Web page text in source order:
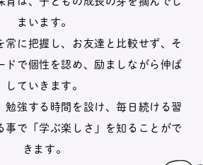
まいます。
常に把握し、お友達と比較せず、そ
ドで個性を認め、励ましながら伸ば
していきます。
勉強する時間を設け、毎日続ける習
事で「学ぶ楽しさ」を知ることがで
きます。